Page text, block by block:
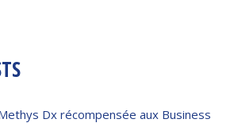
Dx récompensée aux Business